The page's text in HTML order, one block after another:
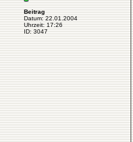
Beitrag
Datum: 22.01.2004
Uhrzeit: 17:26
ID: 3047